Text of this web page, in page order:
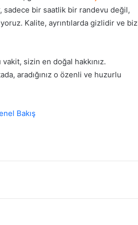
sadece bir saatlik bir randevu değil,
Kalite, ayrıntılarda gizlidir ve biz
vakit, sizin en doğal hakkınız.
aradığınız o özenli ve huzurlu
Bakış